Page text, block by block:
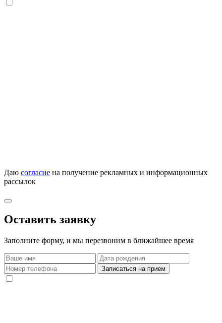
Даю согласие на получение рекламных и информационных
рассылок
Оставить заявку
Заполните форму, и мы перезвоним в ближайшее время